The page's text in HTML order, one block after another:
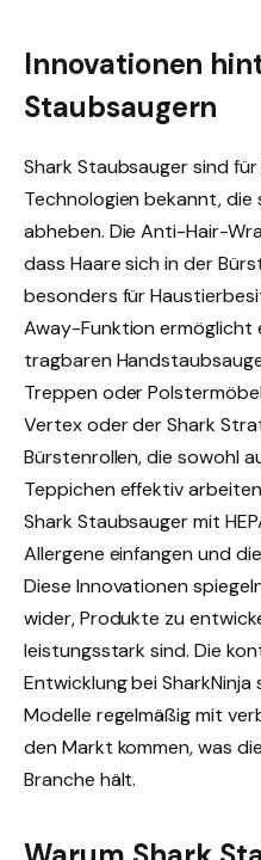
Innovationen
Staubsaugern
Shark Staubsauger sind
Technologien bekannt, die
abheben. Die Anti-Hair-
dass Haare sich in der
besonders für
Away-Funktion ermöglicht
tragbaren
Treppen oder
Vertex oder der Shark
Bürstenrollen, die sowohl
Teppichen effektiv
Shark Staubsauger mit
Allergene einfangen und
Diese Innovationen
wider, Produkte zu
leistungsstark sind. Die
Entwicklung bei
Modelle regelmäßig mit
den Markt kommen, was
Branche hält.